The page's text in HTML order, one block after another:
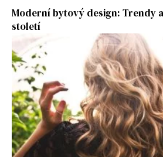
Moderní bytový design: Trendy
století